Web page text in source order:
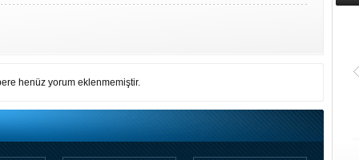
henüz yorum eklenmemiştir.